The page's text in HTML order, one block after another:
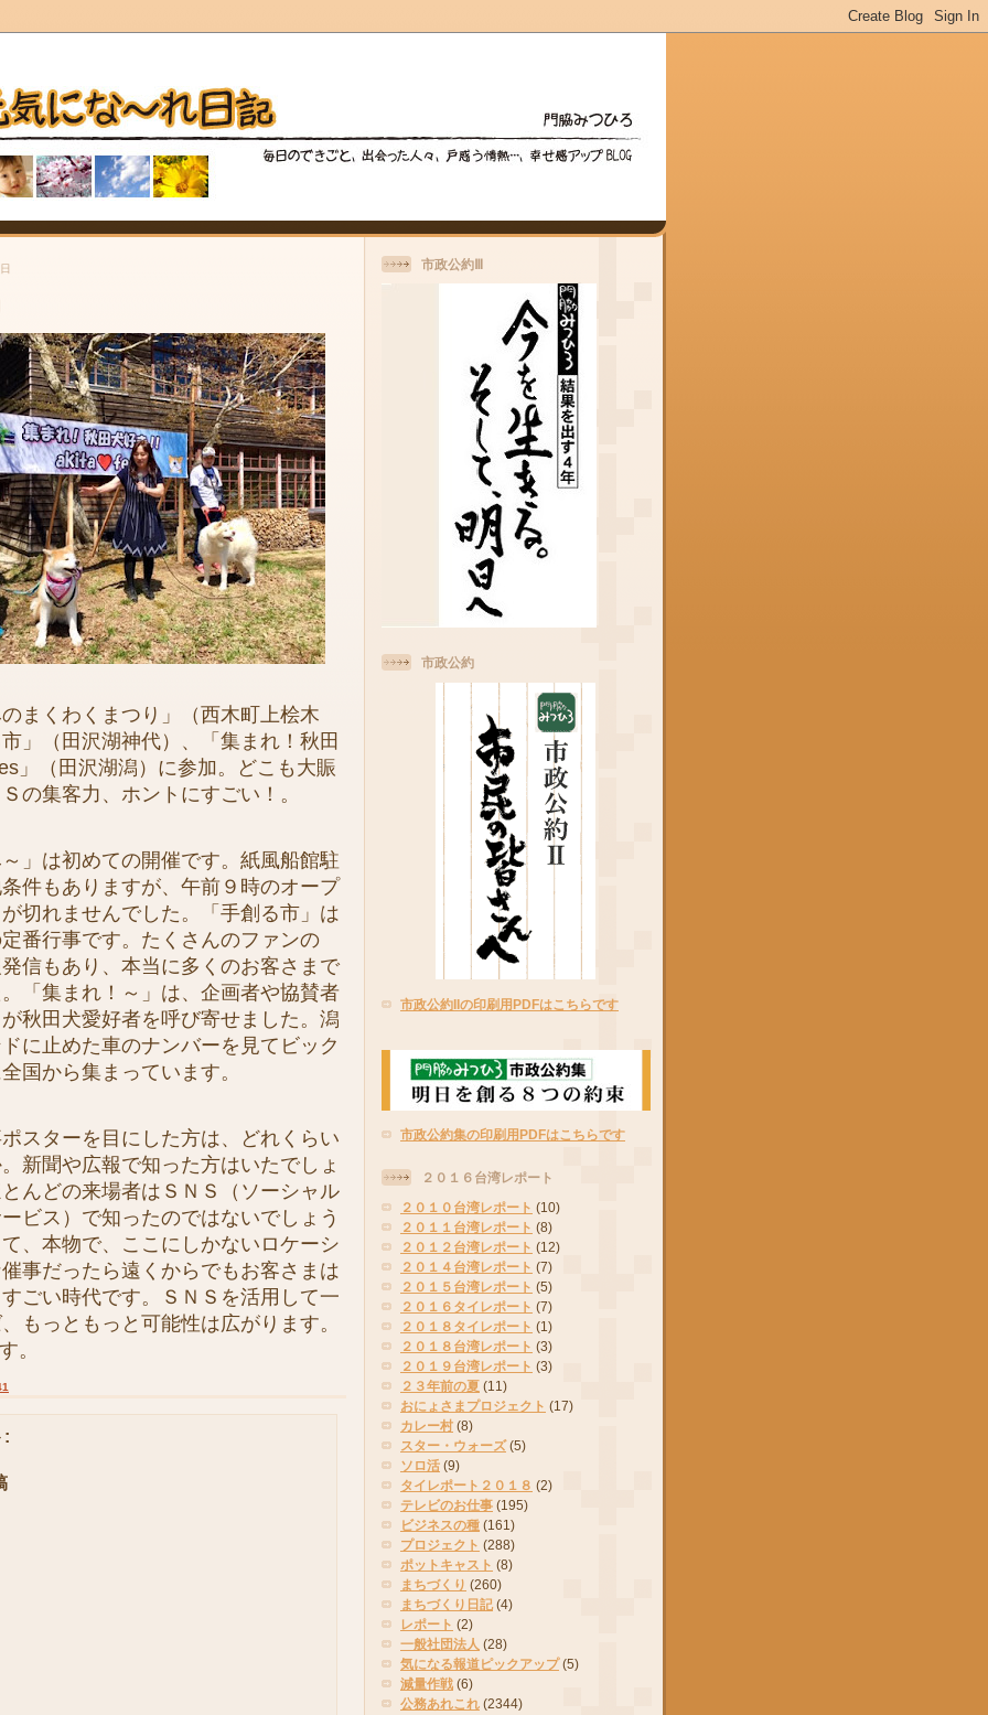
まくわくまつり」（西木町上桧木
」（田沢湖神代）、「集まれ！秋田
」（田沢湖潟）に参加。どこも大賑
の集客力、ホントにすごい！。
」は初めての開催です。紙風船館駐
件もありますが、午前９時のオープ
切れませんでした。「手創る市」は
番行事です。たくさんのファンの
信もあり、本当に多くのお客さまで
「集まれ！～」は、企画者や協賛者
秋田犬愛好者を呼び寄せました。潟
に止めた車のナンバーを見てビック
国から集まっています。
スターを目にした方は、どれくらい
新聞や広報で知った方はいたでしょ
んどの来場者はＳＮＳ（ソーシャル
ビス）で知ったのではないでしょう
、本物で、ここにしかないロケーシ
事だったら遠くからでもお客さまは
ごい時代です。ＳＮＳを活用して一
もっともっと可能性は広がります。
。
:
市政公約Ⅲ
市政公約
市政公約IIの印刷用PDFはこちらです
市政公約集の印刷用PDFはこちらです
２０１６台湾レポート
２０１０台湾レポート (10)
２０１１台湾レポート (8)
２０１２台湾レポート (12)
２０１４台湾レポート (7)
２０１５台湾レポート (5)
２０１６タイレポート (7)
２０１８タイレポート (1)
２０１８台湾レポート (3)
２０１９台湾レポート (3)
２３年前の夏 (11)
おにょさまプロジェクト (17)
カレー村 (8)
スター・ウォーズ (5)
ソロ活 (9)
タイレポート２０１８ (2)
テレビのお仕事 (195)
ビジネスの種 (161)
プロジェクト (288)
ポットキャスト (8)
まちづくり (260)
まちづくり日記 (4)
レポート (2)
一般社団法人 (28)
気になる報道ピックアップ (5)
減量作戦 (6)
公務あれこれ (2344)